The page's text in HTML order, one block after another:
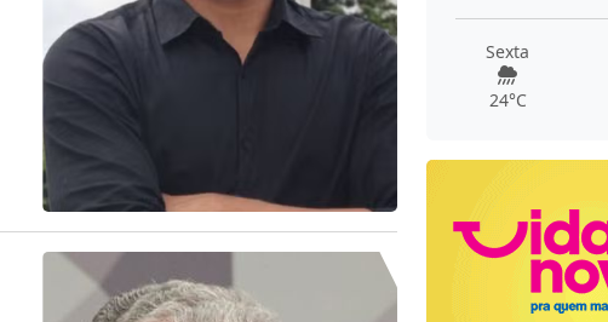
Sexta
24°C